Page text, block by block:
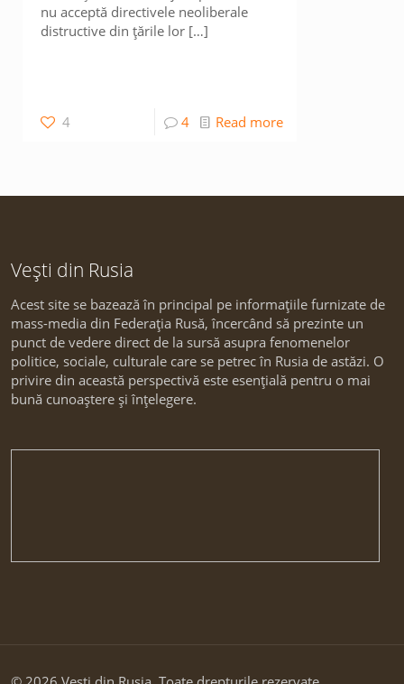
nu acceptă directivele neoliberale
distructive din țările lor […]
4 4 Read more
Vești din Rusia
Acest site se bazează în principal pe informațiile furnizate de
mass-media din Federația Rusă, încercând să prezinte un
punct de vedere direct de la sursă asupra fenomenelor
politice, sociale, culturale care se petrec în Rusia de astăzi. O
privire din această perspectivă este esențială pentru o mai
bună cunoaștere și înțelegere.